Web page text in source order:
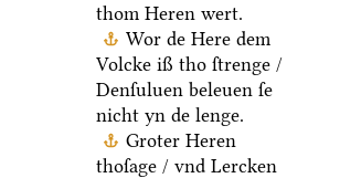
thom Heren wert.
Wor de Here dem
Volcke iß tho ſtrenge /
Denſuluen beleuen ſe
nicht yn de lenge.
Groter Heren
thoſage / vnd Lercken